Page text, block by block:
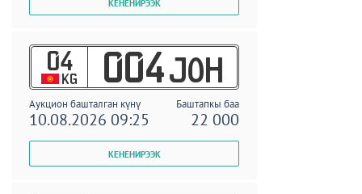
04
KG 004 JOH
Аукцион башталган күнү Баштапкы баа
10.08.2026 09:25 22 000